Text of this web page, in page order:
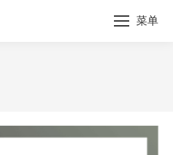
菜单